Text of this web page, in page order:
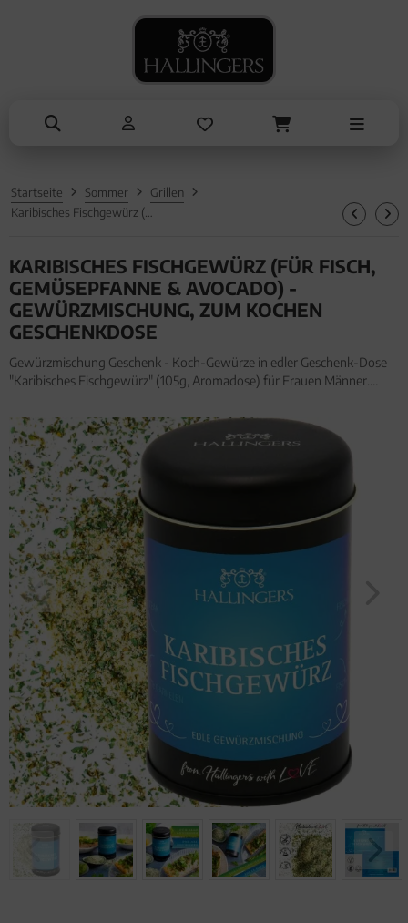
Startseite Sommer
Grillen
KARIBISCHES FISCHGEWÜRZ (FÜR FISCH,
GEMÜSEPFANNE & AVOCADO) -
GEWÜRZMISCHUNG, ZUM KOCHEN
GESCHENKDOSE
Gewürzmischung Geschenk - Koch-Gewürze in edler Geschenk-Dose
"Karibisches Fischgewürz" (105g, Aromadose) für Frauen Männer.
"Karibisches Fischgewürz" (105g, Aromadose) für Frauen Männer
TRINKEN
ALLES ANZEIGEN AUS TRINKEN
Kaffee
NASCHEN
ALLES ANZEIGEN AUS NASCHEN
Pralinen
Müsli
KOCHEN
Essig & Öl
Brot & Pasta
ANLÄSSE
ALLES ANZEIGEN AUS ANLÄSSE
Kleine Aufmerksamkeiten
Ostern
Valentinstag
Weihnachten
Liebe & Hochzeit
Geburtstag
Bayern